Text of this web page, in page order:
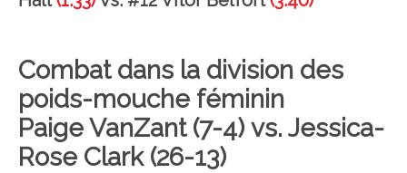
Combat dans la division des
poids-mouche féminin
Paige VanZant (7-4) vs. Jessica-
Rose Clark (26-13)